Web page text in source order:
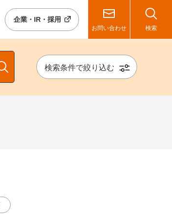
企業・IR・採用
お問い合わせ 検索
検索条件で絞り込む